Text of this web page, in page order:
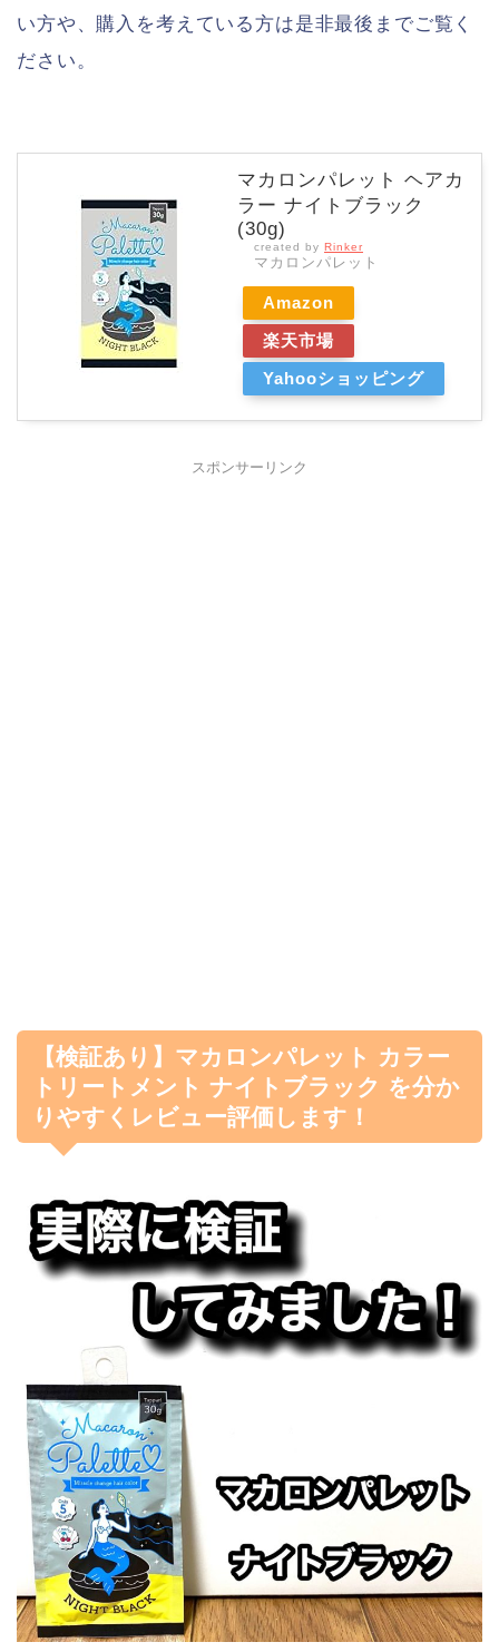
い方や、購入を考えている方は是非最後までご覧く
ださい。
マカロンパレット ヘアカ
ラー ナイトブラック
(30g)
created by Rinker
マカロンパレット
Amazon
楽天市場
Yahooショッピング
スポンサーリンク
【検証あり】マカロンパレット カラー
トリートメント ナイトブラック を分か
りやすくレビュー評価します！